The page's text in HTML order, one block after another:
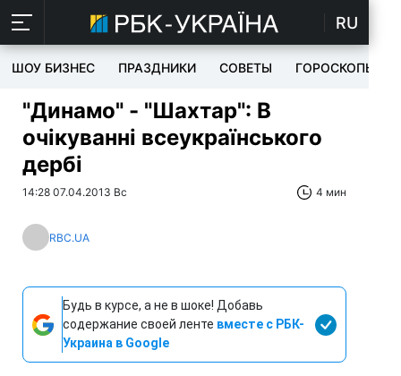
RU
ШОУ БИЗНЕС ПРАЗДНИКИ СОВЕТЫ ГОРОСКОПЫ
"Динамо" - "Шахтар": В
очікуванні всеукраїнського
дербі
14:28 07.04.2013 Вс 4 мин
RBC.UA
Будь в курсе, а не в шоке! Добавь
содержание своей ленте вместе с РБК-
Украина в Google